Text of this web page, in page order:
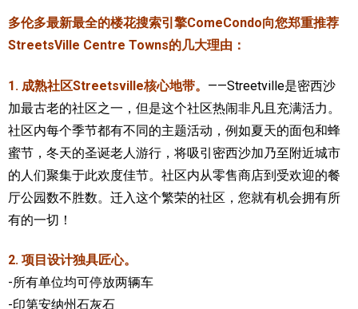
多伦多最新最全的楼花搜索引擎ComeCondo向您郑重推荐
StreetsVille Centre Towns的几大理由：
1. 成熟社区Streetsville核心地带。 ——Streetville是密西沙
加最古老的社区之一，但是这个社区热闹非凡且充满活力。
社区内每个季节都有不同的主题活动，例如夏天的面包和蜂
蜜节，冬天的圣诞老人游行，将吸引密西沙加乃至附近城市
的人们聚集于此欢度佳节。社区内从零售商店到受欢迎的餐
厅公园数不胜数。迁入这个繁荣的社区，您就有机会拥有所
有的一切！
2. 项目设计独具匠心。
-所有单位均可停放两辆车
-印第安纳州石灰石